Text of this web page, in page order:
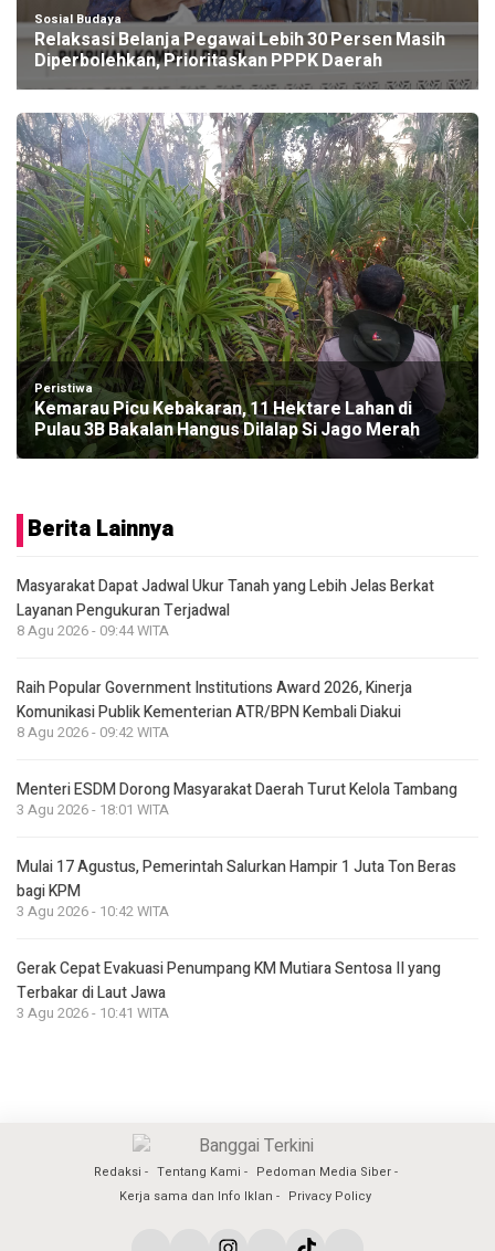
Sosial Budaya
Relaksasi Belanja Pegawai Lebih 30 Persen Masih
Diperbolehkan, Prioritaskan PPPK Daerah
Peristiwa
Kemarau Picu Kebakaran, 11 Hektare Lahan di
Pulau 3B Bakalan Hangus Dilalap Si Jago Merah
Berita Lainnya
Masyarakat Dapat Jadwal Ukur Tanah yang Lebih Jelas Berkat
Layanan Pengukuran Terjadwal
8 Agu 2026 - 09:44 WITA
Raih Popular Government Institutions Award 2026, Kinerja
Komunikasi Publik Kementerian ATR/BPN Kembali Diakui
8 Agu 2026 - 09:42 WITA
Menteri ESDM Dorong Masyarakat Daerah Turut Kelola Tambang
3 Agu 2026 - 18:01 WITA
Mulai 17 Agustus, Pemerintah Salurkan Hampir 1 Juta Ton Beras
bagi KPM
3 Agu 2026 - 10:42 WITA
Gerak Cepat Evakuasi Penumpang KM Mutiara Sentosa II yang
Terbakar di Laut Jawa
3 Agu 2026 - 10:41 WITA
Redaksi Tentang Kami
Pedoman Media Siber
Kerja sama dan Info Iklan
Privacy Policy